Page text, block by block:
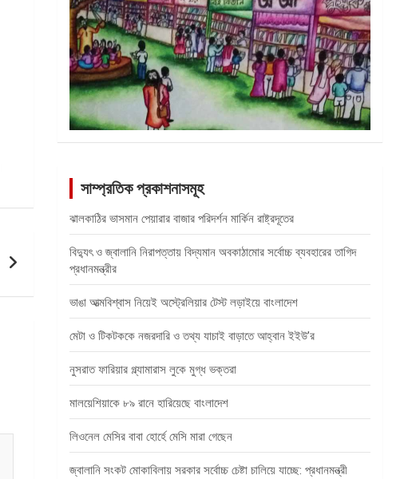
সাম্প্রতিক প্রকাশনাসমূহ
ঝালকাঠির ভাসমান পেয়ারার বাজার পরিদর্শন মার্কিন রাষ্ট্রদূতের
বিদ্যুৎ ও জ্বালানি নিরাপত্তায় বিদ্যমান অবকাঠামোর সর্বোচ্চ ব্যবহারের তাগিদ
প্রধানমন্ত্রীর
ভাঙা আত্মবিশ্বাস নিয়েই অস্ট্রেলিয়ার টেস্ট লড়াইয়ে বাংলাদেশ
মেটা ও টিকটককে নজরদারি ও তথ্য যাচাই বাড়াতে আহ্বান ইইউ’র
নুসরাত ফারিয়ার গ্ল্যামারাস লুকে মুগ্ধ ভক্তরা
মালয়েশিয়াকে ৮৯ রানে হারিয়েছে বাংলাদেশ
লিওনেল মেসির বাবা হোর্হে মেসি মারা গেছেন
জ্বালানি সংকট মোকাবিলায় সরকার সর্বোচ্চ চেষ্টা চালিয়ে যাচ্ছে: প্রধানমন্ত্রী